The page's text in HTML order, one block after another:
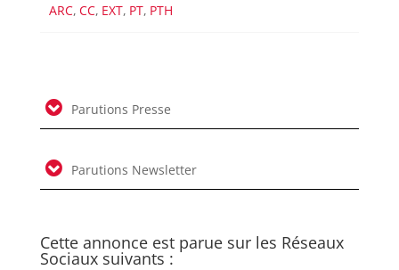
ARC, CC, EXT, PT, PTH
Parutions Presse
Parutions Newsletter
Cette annonce est parue sur les Réseaux
Sociaux suivants :